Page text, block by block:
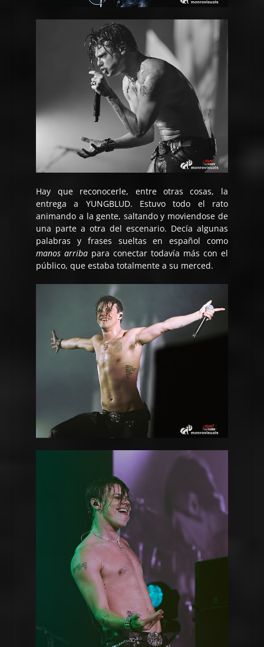
Hay que reconocerle, entre otras cosas, la
entrega a YUNGBLUD. Estuvo todo el rato
animando a la gente, saltando y moviendose de
una parte a otra del escenario. Decía algunas
palabras y frases sueltas en español como
manos arriba para conectar todavía más con el
público, que estaba totalmente a su merced.